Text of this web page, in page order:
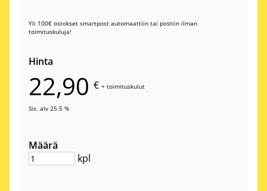
Yli 100€ ostokset smartpost automaattiin tai postiin ilman
toimituskuluja!
Hinta
22,90 € +toimituskulut
Sis. alv 25.5 %
Määrä
kpl